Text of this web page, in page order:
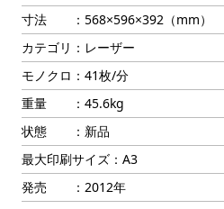
寸法 ：568×596×392（mm）
カテゴリ：レーザー
モノクロ：41枚/分
重量 ：45.6kg
状態 ：新品
最大印刷サイズ：A3
発売 ：2012年